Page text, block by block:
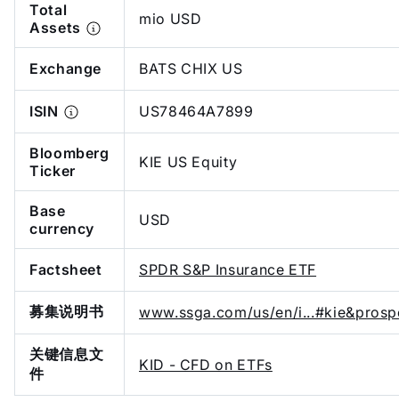
Total
Assets
mio USD
Exchange BATS CHIX US
ISIN US78464A7899
Bloomberg
Ticker
KIE US Equity
Base
currency
USD
Factsheet SPDR S&P Insurance ETF
募集说明书 www.ssga.com/us/en/
关键信息文
件
KID - CFD on ETFs